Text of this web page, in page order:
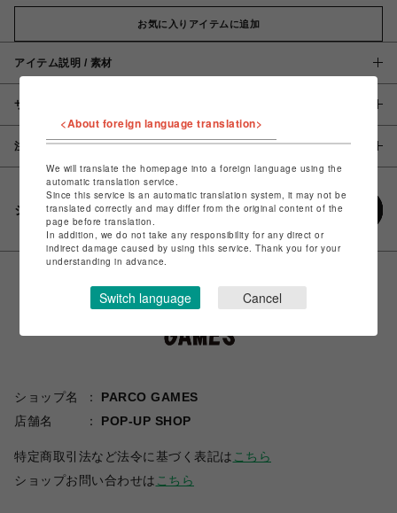
お気に入りアイテムに追加
アイテム説明 / 素材
サイズ
注意事項
シェアする
ショップ名
PARCO GAMES
店舗名
POP-UP SHOP
特定商取引法など法令に基づく表記は こちら
ショップお問い合わせは こちら
<About foreign language translation>
We will translate the homepage into a foreign language using the
automatic translation service.
Since this service is an automatic translation system, it may not be
translated correctly and may differ from the original content of the
page before translation.
In addition, we do not take any responsibility for any direct or
indirect damage caused by using this service. Thank you for your
understanding in advance.
Switch language Cancel